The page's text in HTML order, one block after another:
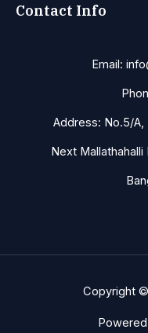
Contact Info
Email:
Address: No.5/A,
Next
Copyright